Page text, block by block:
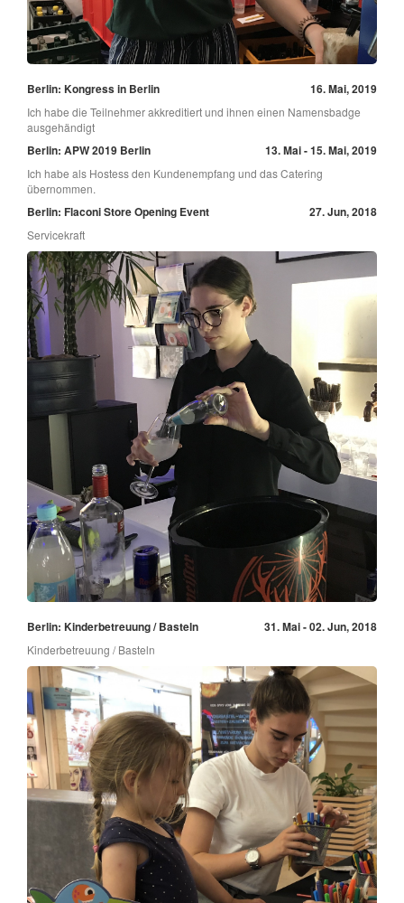
Berlin: Kongress in Berlin 16. Mai, 2019
Ich habe die Teilnehmer akkreditiert und ihnen einen Namensbadge
ausgehändigt
Berlin: APW 2019 Berlin 13. Mai - 15. Mai, 2019
Ich habe als Hostess den Kundenempfang und das Catering
übernommen.
Berlin: Flaconi Store Opening Event 27. Jun, 2018
Servicekraft
Berlin: Kinderbetreuung / Basteln 31. Mai - 02. Jun, 2018
Kinderbetreuung / Basteln